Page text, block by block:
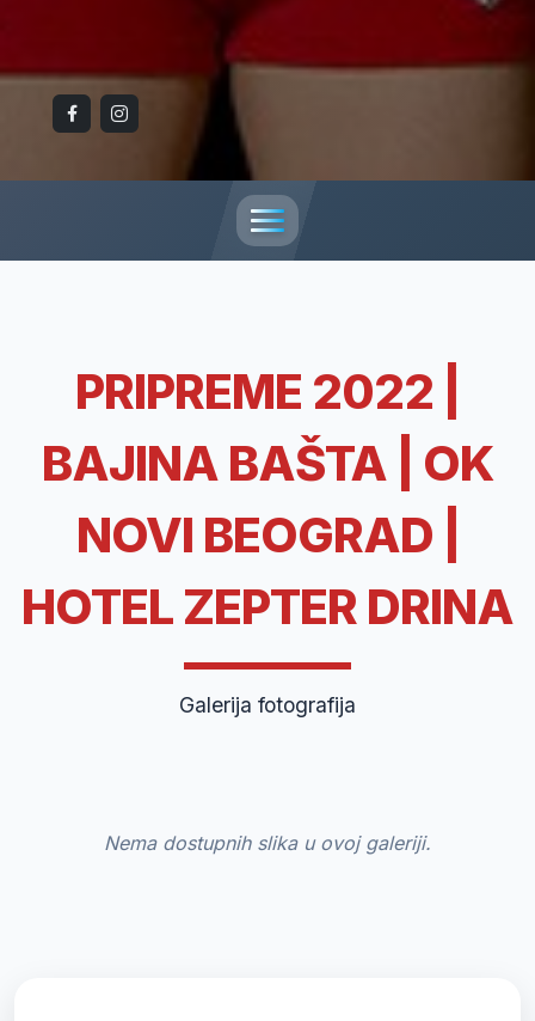
PRIPREME 2022 |
BAJINA BAŠTA | OK
NOVI BEOGRAD |
HOTEL ZEPTER DRINA
Galerija fotografija
Nema dostupnih slika u ovoj galeriji.